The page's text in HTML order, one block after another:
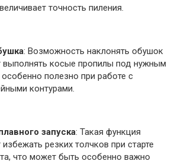
точность пиления.
: Возможность наклонять обушок
выполнять косые пропилы под нужным
особенно полезно при работе с
контурами.
запуска: Такая функция
резких толчков при старте
что может быть особенно важно